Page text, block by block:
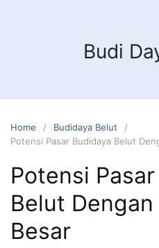
Budi
Home
Budidaya Belut
Potensi Pasar Budidaya Belut
Potensi
Belut
Besar